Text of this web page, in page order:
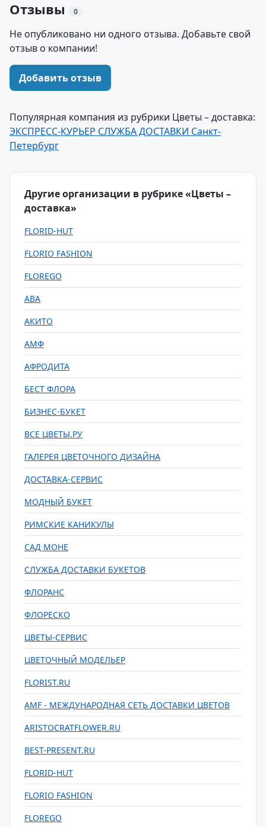
Отзывы 0
Не опубликовано ни одного отзыва. Добавьте свой
отзыв о компании!
Добавить отзыв
Популярная компания из рубрики Цветы – доставка:
ЭКСПРЕСС-КУРЬЕР СЛУЖБА ДОСТАВКИ Санкт-
Петербург
Другие организации в рубрике «Цветы –
доставка»
FLORID-HUT
FLORIO FASHION
FLOREGO
АВА
АКИТО
АМФ
АФРОДИТА
БЕСТ ФЛОРА
БИЗНЕС-БУКЕТ
ВСЕ ЦВЕТЫ.РУ
ГАЛЕРЕЯ ЦВЕТОЧНОГО ДИЗАЙНА
ДОСТАВКА-СЕРВИС
МОДНЫЙ БУКЕТ
РИМСКИЕ КАНИКУЛЫ
САД МОНЕ
СЛУЖБА ДОСТАВКИ БУКЕТОВ
ФЛОРАНС
ФЛОРЕСКО
ЦВЕТЫ-СЕРВИС
ЦВЕТОЧНЫЙ МОДЕЛЬЕР
FLORIST.RU
AMF - МЕЖДУНАРОДНАЯ СЕТЬ ДОСТАВКИ ЦВЕТОВ
ARISTOCRATFLOWER.RU
BEST-PRESENT.RU
FLORID-HUT
FLORIO FASHION
FLOREGO